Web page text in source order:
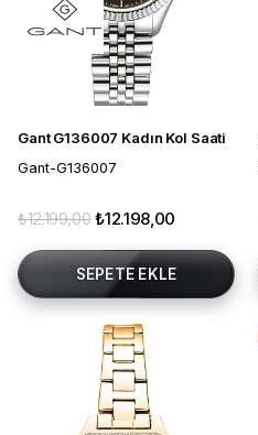
Gant G136007 Kadın Kol Saati
Gant-G136007
₺12.198,00
₺12.199,00
SEPETE EKLE